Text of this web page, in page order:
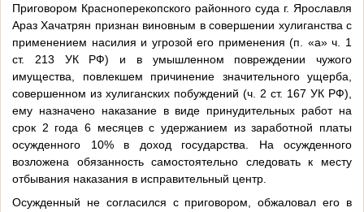
Приговором Красноперекопского районного суда г. Ярославля
Араз Хачатрян признан виновным в совершении хулиганства с
применением насилия и угрозой его применения (п. «а» ч. 1
ст. 213 УК РФ) и в умышленном повреждении чужого
имущества, повлекшем причинение значительного ущерба,
совершенном из хулиганских побуждений (ч. 2 ст. 167 УК РФ),
ему назначено наказание в виде принудительных работ на
срок 2 года 6 месяцев с удержанием из заработной платы
осужденного 10% в доход государства. На осужденного
возложена обязанность самостоятельно следовать к месту
отбывания наказания в исправительный центр.
Осужденный не согласился с приговором, обжаловал его в